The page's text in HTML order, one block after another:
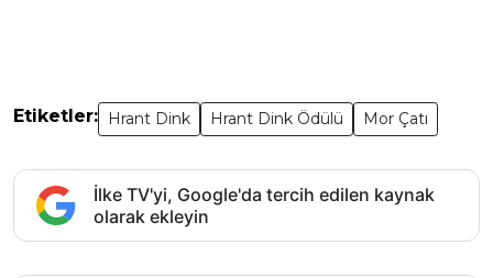
Etiketler: Hrant Dink Hrant Dink Ödülü Mor Çatı
İlke TV'yi, Google'da tercih edilen kaynak
olarak ekleyin